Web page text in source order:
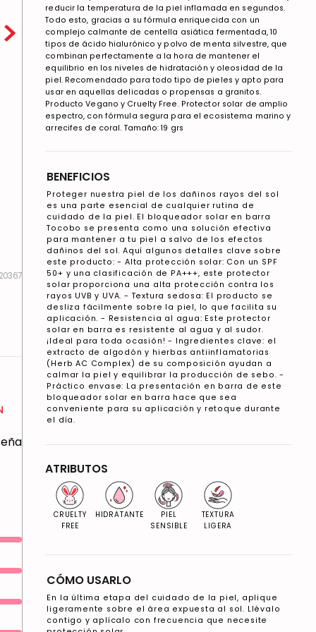
reducir la temperatura de la piel inflamada en segundos.
Todo esto, gracias a su fórmula enriquecida con un
complejo calmante de centella asiática fermentada, 10
tipos de ácido hialurónico y polvo de menta silvestre, que
combinan perfectamente a la hora de mantener el
equilibrio en los niveles de hidratación y oleosidad de la
piel. Recomendado para todo tipo de pieles y apto para
usar en aquellas delicadas o propensas a granitos.
Producto Vegano y Cruelty Free. Protector solar de amplio
espectro, con fórmula segura para el ecosistema marino y
arrecifes de coral. Tamaño: 19 grs
BENEFICIOS
Proteger nuestra piel de los dañinos rayos del sol
es una parte esencial de cualquier rutina de
cuidado de la piel. El bloqueador solar en barra
Tocobo se presenta como una solución efectiva
para mantener a tu piel a salvo de los efectos
dañinos del sol. Aquí algunos detalles clave sobre
este producto: - Alta protección solar: Con un SPF
50+ y una clasificación de PA+++, este protector
solar proporciona una alta protección contra los
rayos UVB y UVA. - Textura sedosa: El producto se
desliza fácilmente sobre la piel, lo que facilita su
aplicación. - Resistencia al agua: Este protector
solar en barra es resistente al agua y al sudor.
¡Ideal para toda ocasión! - Ingredientes clave: el
extracto de algodón y hierbas antiinflamatorias
(Herb AC Complex) de su composición ayudan a
calmar la piel y equilibrar la producción de sebo. -
Práctico envase: La presentación en barra de este
bloqueador solar en barra hace que sea
conveniente para su aplicación y retoque durante
el día.
ATRIBUTOS
CRUELTY
FREE
HIDRATANTE
PIEL
SENSIBLE
TEXTURA
LIGERA
CÓMO USARLO
En la última etapa del cuidado de la piel, aplique
ligeramente sobre el área expuesta al sol. Llévalo
contigo y aplícalo con frecuencia que necesite